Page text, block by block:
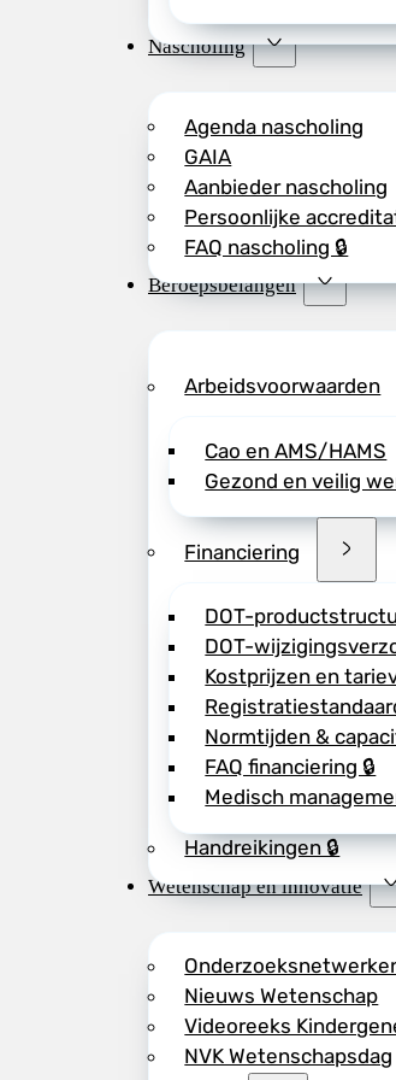
Nascholing
Agenda nascholing
GAIA
Aanbieder nascholing
Persoonlijke
FAQ nascholing 🔒
Beroepsbelangen
Arbeidsvoorwaarden
Cao en AMS/HAMS
Gezond en veilig
Financiering
DOT-
DOT-
Kostprijzen en
Normtijden &
FAQ financiering 🔒
Medisch
Handreikingen 🔒
Wetenschap en innovatie
Nieuws Wetenschap
Videoreeks
NVK Wetenschapsdag